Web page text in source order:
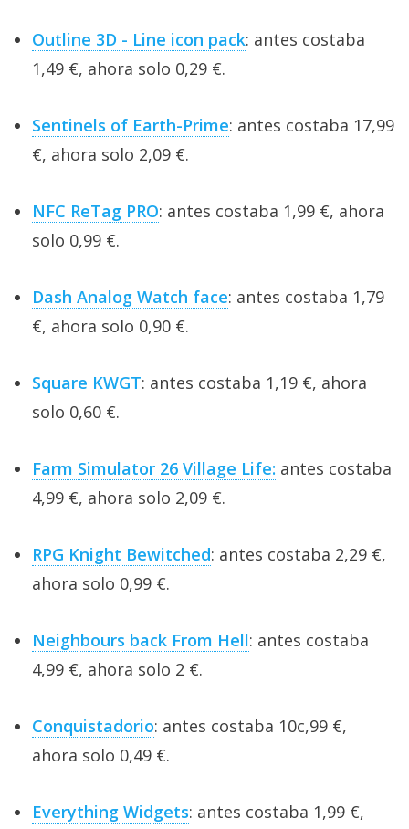
Outline 3D - Line icon pack: antes costaba
1,49 €, ahora solo 0,29 €.
Sentinels of Earth-Prime: antes costaba 17,99
€, ahora solo 2,09 €.
NFC ReTag PRO: antes costaba 1,99 €, ahora
solo 0,99 €.
Dash Analog Watch face: antes costaba 1,79
€, ahora solo 0,90 €.
Square KWGT: antes costaba 1,19 €, ahora
solo 0,60 €.
Farm Simulator 26 Village Life: antes costaba
4,99 €, ahora solo 2,09 €.
RPG Knight Bewitched: antes costaba 2,29 €,
ahora solo 0,99 €.
Neighbours back From Hell: antes costaba
4,99 €, ahora solo 2 €.
Conquistadorio: antes costaba 10c,99 €,
ahora solo 0,49 €.
Everything Widgets: antes costaba 1,99 €,